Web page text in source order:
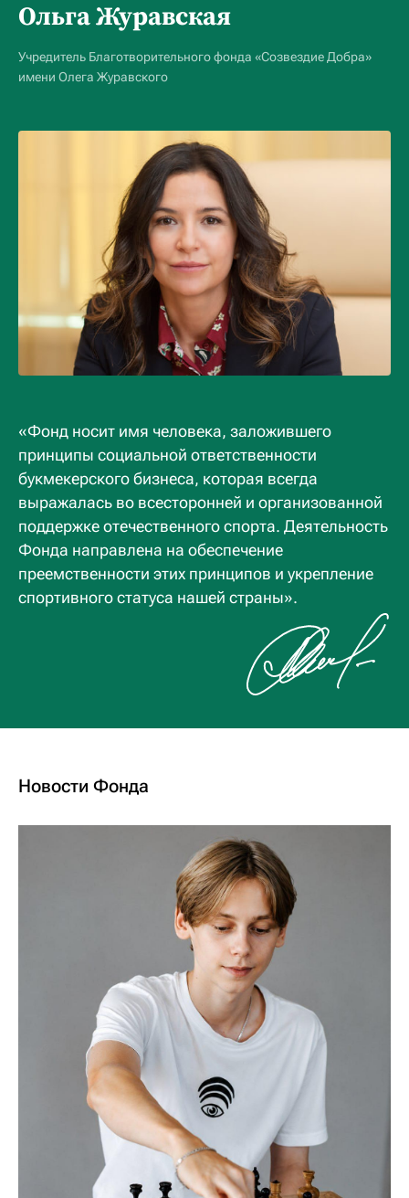
Ольга Журавская
Учредитель Благотворительного фонда «Созвездие Добра»
имени Олега Журавского
«Фонд носит имя человека, заложившего
принципы социальной ответственности
букмекерского бизнеса, которая всегда
выражалась во всесторонней и организованной
поддержке отечественного спорта. Деятельность
Фонда направлена на обеспечение
преемственности этих принципов и укрепление
спортивного статуса нашей страны».
Новости Фонда